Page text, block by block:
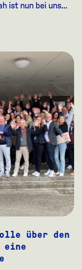
ist nun bei uns...
über den
eine